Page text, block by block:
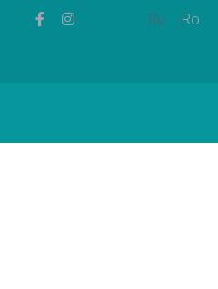
Ru Ro